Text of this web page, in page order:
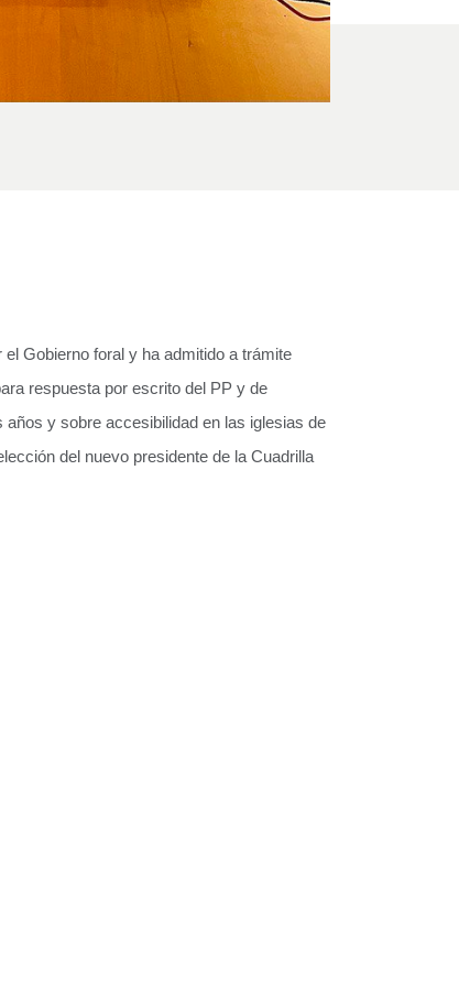
Gobierno foral y ha admitido a trámite
respuesta por escrito del PP y de
y sobre accesibilidad en las iglesias de
del nuevo presidente de la Cuadrilla